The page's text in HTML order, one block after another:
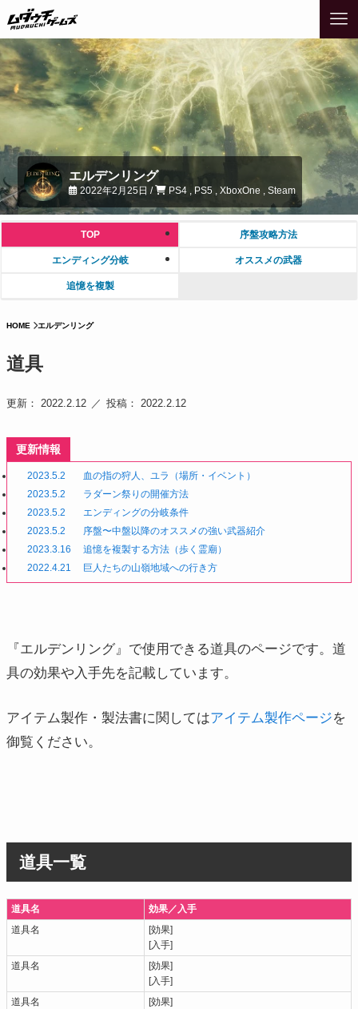
エルデンリング
2022年2月25日 / PS4 , PS5 , XboxOne , Steam
TOP 序盤攻略方法
エンディング分岐 オススメの武器
追憶を複製
HOME エルデンリング
道具
更新： 2022.2.12 投稿： 2022.2.12
更新情報
2023.5.2
血の指の狩人、ユラ（場所・イベント）
2023.5.2
ラダーン祭りの開催方法
2023.5.2
エンディングの分岐条件
2023.5.2
序盤〜中盤以降のオススメの強い武器紹介
2023.3.16
追憶を複製する方法（歩く霊廟）
2022.4.21
巨人たちの山嶺地域への行き方
『エルデンリング』で使用できる道具のページです。道
具の効果や入手先を記載しています。
アイテム製作・製法書に関してはアイテム製作ページを
御覧ください。
道具一覧
道具名
効果／入手
道具名
[効果]
[入手]
道具名
[効果]
[入手]
道具名
[効果]